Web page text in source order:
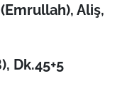
Aliş,
Dk.45+5